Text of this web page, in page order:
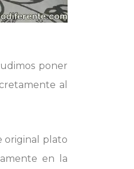
poner
al
original plato
en la